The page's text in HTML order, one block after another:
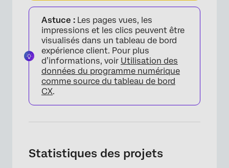
Astuce : Les pages vues, les
impressions et les clics peuvent être
visualisés dans un tableau de bord
expérience client. Pour plus
d’informations, voir Utilisation des
données du programme numérique
comme source du tableau de bord
CX.
Statistiques des projets